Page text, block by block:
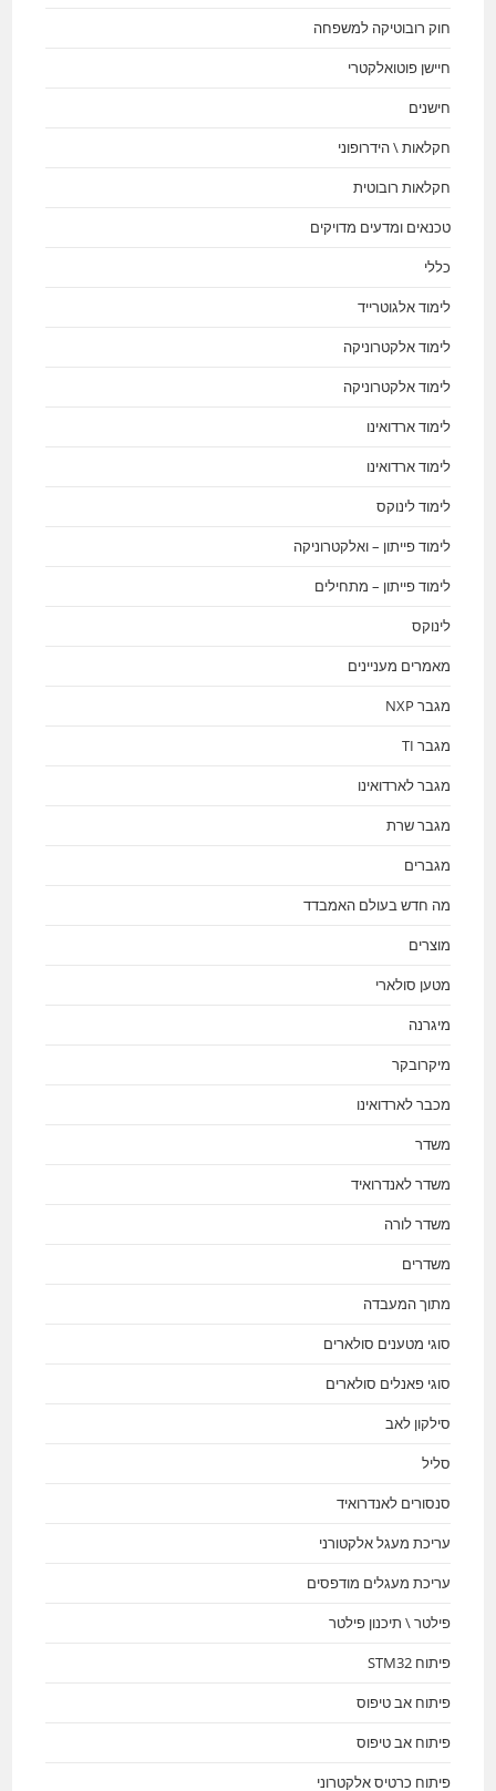
חוק רובוטיקה למשפחה
חיישן פוטואלקטרי
חישנים
חקלאות \ הידרופוני
חקלאות רובוטית
טכנאים ומדעים מדויקים
כללי
לימוד אלגוטרייד
לימוד אלקטרוניקה
לימוד אלקטרוניקה
לימוד ארדואינו
לימוד ארדואינו
לימוד לינוקס
לימוד פייתון – ואלקטרוניקה
לימוד פייתון – מתחילים
לינוקס
מאמרים מעניינים
מגבר NXP
מגבר TI
מגבר לארדואינו
מגבר שרת
מגברים
מה חדש בעולם האמבדד
מוצרים
מטען סולארי
מיגרנה
מיקרובקר
מכבר לארדואינו
משדר
משדר לאנדרואיד
משדר לורה
משדרים
מתוך המעבדה
סוגי מטענים סולארים
סוגי פאנלים סולארים
סילקון לאב
סליל
סנסורים לאנדרואיד
עריכת מעגל אלקטורני
עריכת מעגלים מודפסים
פילטר \ תיכנון פילטר
פיתוח STM32
פיתוח אב טיפוס
פיתוח אב טיפוס
פיתוח כרטיס אלקטרוני